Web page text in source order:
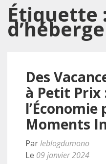
Étiquette
Des
à Petit Prix
l’Économie
Moments
Parleblogdumono
Le 09 janvier 2024